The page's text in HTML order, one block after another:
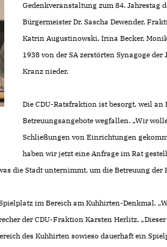
Gedenkveranstaltung zum 84. Jahrestag
Bürgermeister Dr. Sascha Dewender,
Katrin Augustinowski, Irina Becker,
1938 von der SA zerstörten Synagoge
Kranz nieder.
Die CDU-Ratsfraktion ist besorgt, weil
Betreuungsangebote wegfallen. „Wir
Schließungen von Einrichtungen
haben wir jetzt eine Anfrage im Rat
die Stadt unternimmt, um die Betreuung der
im Bereich am Kuhhirten-Denkmal.
der CDU-Fraktion Karsten Herlitz.
des Kuhhirten sowieso dauerhaft ein